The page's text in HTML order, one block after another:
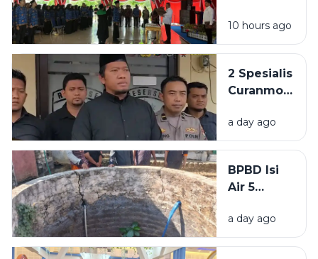
Sampang
Masih
BKPSDM:
Tunggu
Pusat
10 hours ago
2 Spesialis
Curanmor
Bangkalan
Diringkus
Beraksi di
11 TKP
a day ago
BPBD Isi
Air 5
Warga
Sumenep
a day ago